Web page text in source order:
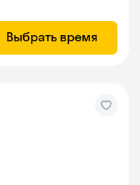
Выбрать время